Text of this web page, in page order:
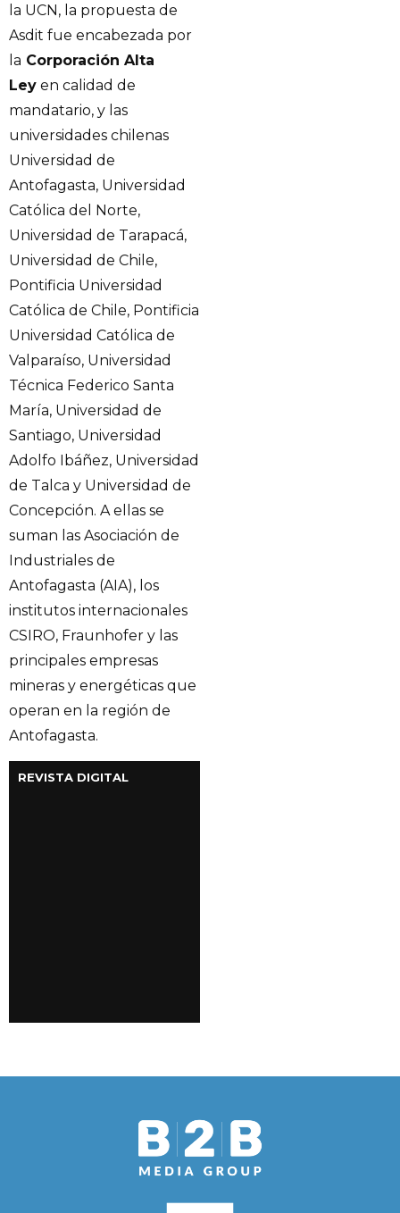
la UCN, la propuesta de
Asdit fue encabezada por
la Corporación Alta
Ley en calidad de
mandatario, y las
universidades chilenas
Universidad de
Antofagasta, Universidad
Católica del Norte,
Universidad de Tarapacá,
Universidad de Chile,
Pontificia Universidad
Católica de Chile, Pontificia
Universidad Católica de
Valparaíso, Universidad
Técnica Federico Santa
María, Universidad de
Santiago, Universidad
Adolfo Ibáñez, Universidad
de Talca y Universidad de
Concepción. A ellas se
suman las Asociación de
Industriales de
Antofagasta (AIA), los
institutos internacionales
CSIRO, Fraunhofer y las
principales empresas
mineras y energéticas que
operan en la región de
Antofagasta.
REVISTA DIGITAL